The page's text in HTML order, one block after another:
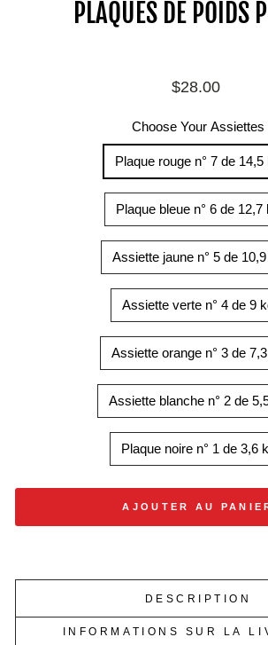
PLAQUES DE POIDS
Prix
$28.00
Choose Your Assiettes
Plaque rouge n° 7 de 14,5
Plaque bleue n° 6 de 12,7
Assiette jaune n° 5 de
Assiette verte n° 4 de 9
Assiette orange n° 3 de
Assiette blanche n° 2 de
Plaque noire n° 1 de 3,6
AJOUTER AU
DESCRIPTION
INFORMATIONS SUR LA